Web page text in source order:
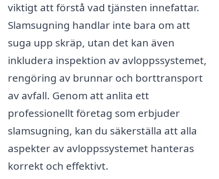
viktigt att förstå vad tjänsten innefattar.
Slamsugning handlar inte bara om att
suga upp skräp, utan det kan även
inkludera inspektion av avloppssystemet,
rengöring av brunnar och borttransport
av avfall. Genom att anlita ett
professionellt företag som erbjuder
slamsugning, kan du säkerställa att alla
aspekter av avloppssystemet hanteras
korrekt och effektivt.